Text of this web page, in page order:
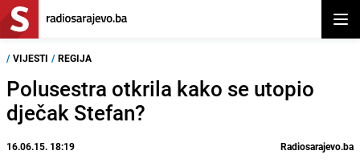
/ VIJESTI / REGIJA
Polusestra otkrila kako se utopio
dječak Stefan?
16.06.15. 18:19 Radiosarajevo.ba